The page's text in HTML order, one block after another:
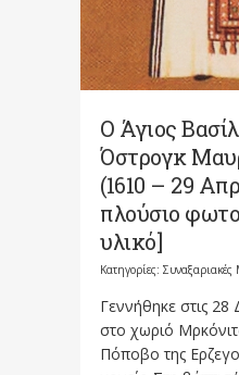
Ο Άγιος
Όστρογκ
(1610 – 29
πλούσιο
υλικό]
Κατηγορίες: Συναξαριακές
Γεννήθηκε στις 28
στο χωριό
Πόποβο της